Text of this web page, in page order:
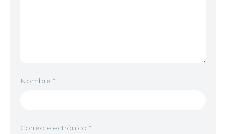
Nombre *
Correo electrónico *